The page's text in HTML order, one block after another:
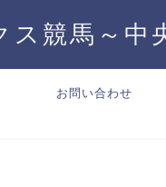
ス競馬～中
お問い合わせ